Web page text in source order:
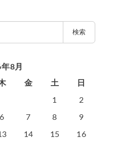
検索
8月
金 土 日
1 2
6 7 8 9
14 15 16